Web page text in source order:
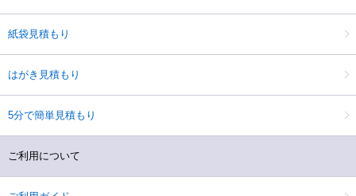
紙袋見積もり
はがき見積もり
5分で簡単見積もり
ご利用について